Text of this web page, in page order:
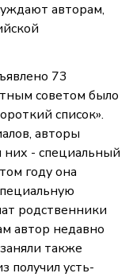
авторам,
73
советом было
список».
авторы
них - специальный
году она
родственники
автор недавно
также
получил усть-